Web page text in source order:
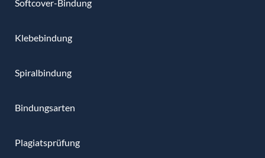
Softcover-Bindung
Klebebindung
Spiralbindung
Bindungsarten
Plagiatsprüfung